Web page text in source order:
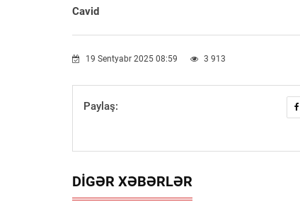
Cavid
19 Sentyabr 2025 08:59 3 913
Paylaş:
DIGƏR XƏBƏRLƏR